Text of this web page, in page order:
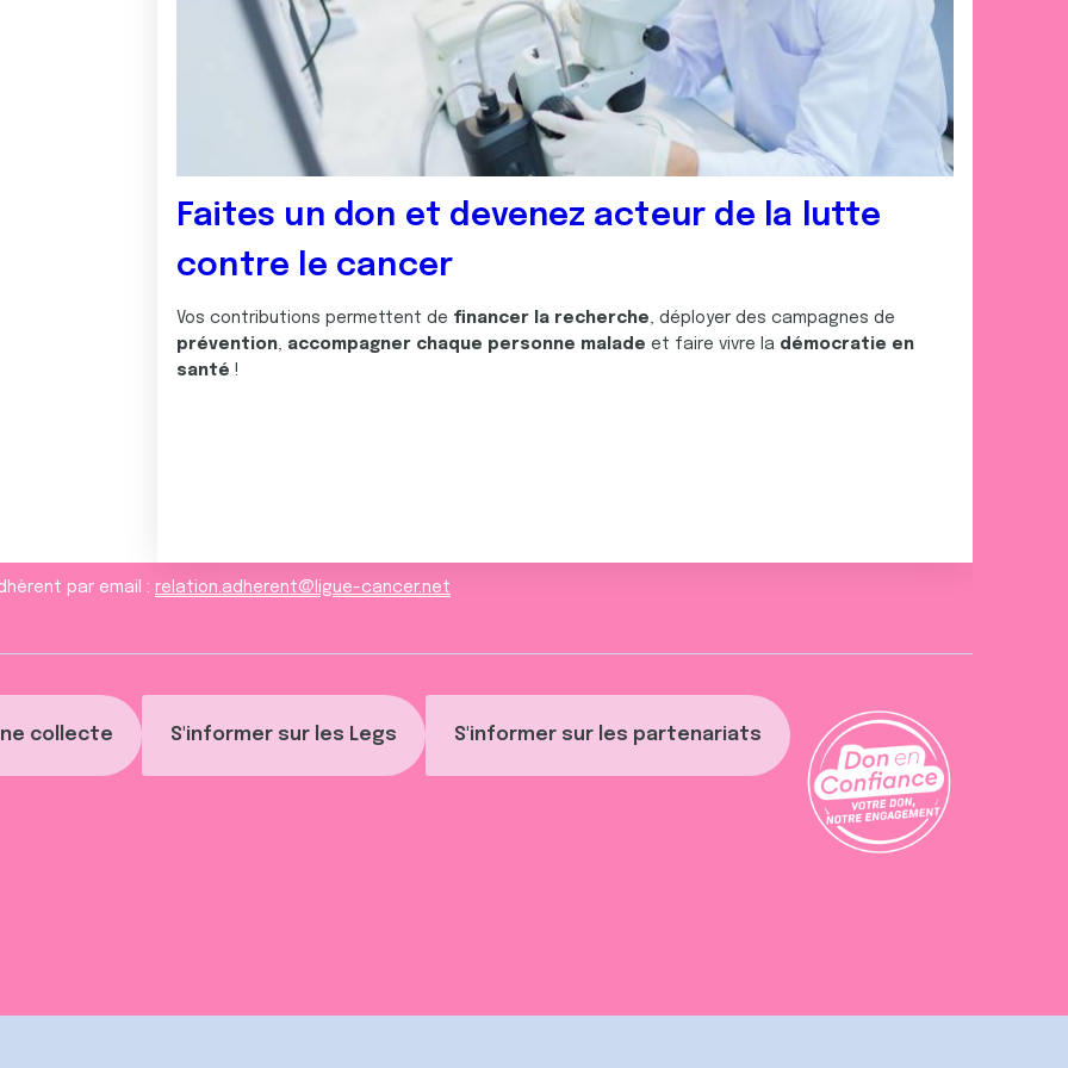
collecte S'informer sur les Legs S'informer sur les partenariats
Faites un don et devenez acteur de la lutte
contre le cancer
Vos contributions permettent de financer la recherche, déployer des campagnes de
prévention, accompagner chaque personne malade et faire vivre la démocratie en
santé !
par email : relation.adherent@ligue-cancer.net